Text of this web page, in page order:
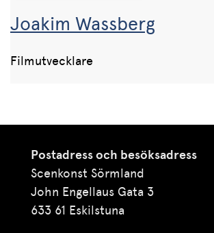
Joakim Wassberg
Filmutvecklare
Postadress och besöksadress
Scenkonst Sörmland
John Engellaus Gata 3
633 61 Eskilstuna